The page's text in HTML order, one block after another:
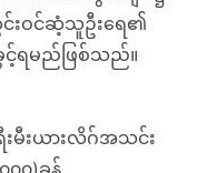
ဝင်ဆံ့သူဦးရေ၏
ရမည်ဖြစ်သည်။
းမီးယားလိဂ်အသင်း